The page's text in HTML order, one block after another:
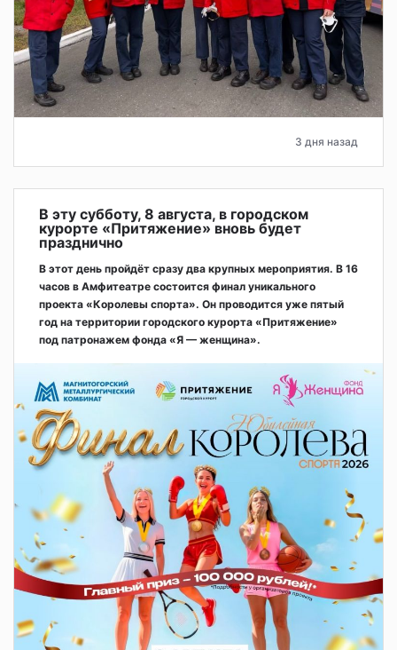
3 дня назад
В эту субботу, 8 августа, в городском
курорте «Притяжение» вновь будет
празднично
В этот день пройдёт сразу два крупных мероприятия. В 16
часов в Амфитеатре состоится финал уникального
проекта «Королевы спорта». Он проводится уже пятый
год на территории городского курорта «Притяжение»
под патронажем фонда «Я — женщина».